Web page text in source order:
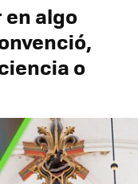
algo
o